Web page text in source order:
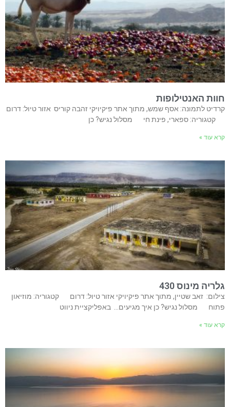
חוות האנטילופות
קרדיט לתמונה: אסף שמש, מתוך אתר פיקיויקי זהבה קוריס אזור טיול: דרום
קטגוריה: ספארי, פינת חי מסלול נגיש? כן
קרא עוד »
גלריה מינוס 430
צילום: זאב שטיין, מתוך אתר פיקיויקי אזור טיול: דרום קטגוריה: מוזיאון
פתוח מסלול נגיש? כן איך מגיעים… באפליקציית ניווט
קרא עוד »